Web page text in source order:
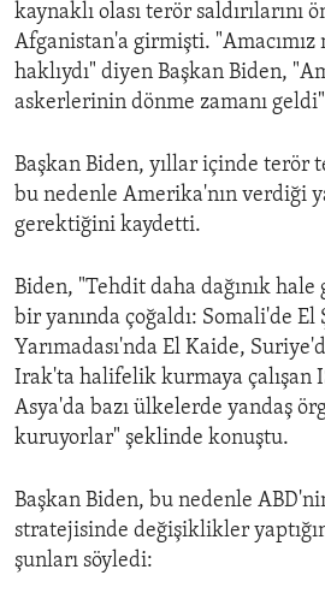
kaynaklı olası terör saldırılarını
Afganistan'a girmişti.
haklıydı" diyen Başkan Biden,
askerlerinin dönme zamanı
Başkan Biden, yıllar içinde terör
bu nedenle Amerika'nın verdiği
gerektiğini kaydetti.
Biden, "Tehdit daha dağınık
bir yanında çoğaldı: Somali'de El
Yarımadası'nda El Kaide,
Irak'ta halifelik kurmaya çalışan
Asya'da bazı ülkelerde yandaş
kuruyorlar" şeklinde konuştu.
Başkan Biden, bu nedenle
stratejisinde değişiklikler
şunları söyledi: